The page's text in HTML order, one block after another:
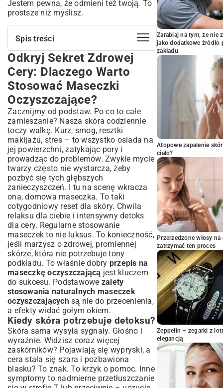
Jestem pewna, że odmieni też twoją. To
prostsze niż myślisz.
Spis treści
Odkryj Sekret Zdrowej Cery: Dlaczego
Warto Stosować Maseczki
Oczyszczające?
Kiedy skóra potrzebuje detoksu?
Korzyści z regularnego oczyszczania
twarzy
Składniki na Maseczkę Oczyszczającą –
Co Masz w Kuchni?
Glinki – podstawa naturalnego
oczyszczania
Owoce i warzywa – witaminowa bomba
Miód i jogurt – nawilżenie i ukojenie
Sprawdzone Przepisy na Domowe
Maseczki Oczyszczające
Maseczka z glinki i octu jabłkowego na
rozszerzone pory
Maseczka owsiana dla cery wrażliwej i
podrażnionej
Maseczka z węgla aktywnego dla
głębokiego oczyszczenia
Maseczka z kurkumy i miodu na
przebarwienia
Jak Prawidłowo Aplikować i Zmywać
Maseczkę Oczyszczającą?
Przygotowanie skóry przed nałożeniem
maseczki
Optymalny czas trzymania i technika
zmywania
Pielęgnacja Po Maseczce – Klucz do
Utrwalenia Efektów
Nawilżanie i tonizowanie – niezbędne kroki
Częstotliwość Stosowania i Najczęstsze
Odkryj Sekret Zdrowej
Cery: Dlaczego Warto
Stosować Maseczki
Oczyszczające?
Zacznijmy od podstaw. Po co to całe
zamieszanie? Nasza skóra codziennie
toczy walkę. Kurz, smog, resztki
makijażu, stres – to wszystko osiada na
jej powierzchni, zatykając pory i
prowadząc do problemów. Zwykłe mycie
twarzy często nie wystarcza, żeby
pozbyć się tych głębszych
zanieczyszczeń. I tu na scenę wkracza
ona, domowa maseczka. To taki
cotygodniowy reset dla skóry. Chwila
relaksu dla ciebie i intensywny detoks
dla cery. Regularne stosowanie
maseczek to nie luksus. To konieczność,
jeśli marzysz o zdrowej, promiennej
skórze, która nie potrzebuje tony
podkładu. To właśnie dobry przepis na
maseczkę oczyszczającą jest kluczem
do sukcesu. Podstawowe zalety
stosowania naturalnych maseczek
oczyszczającychsą nie do przecenienia,
a efekty widać gołym okiem.
Kiedy skóra potrzebuje detoksu?
Skóra sama wysyła sygnały. Głośno i
wyraźnie. Widzisz coraz więcej
zaskórników? Pojawiają się wypryski, a
cera stała się szara i pozbawiona
blasku? To znak. To krzyk o pomoc. Inne
symptomy to nadmierne przetłuszczanie
Zarabiaj na tym, że nie
jako dodatkowe
zakładu
Atopowe zapalenie
ciało?
Przerzedzone włosy
zatrzymać ten proces
Zeppelin – zegarki z
elegancją